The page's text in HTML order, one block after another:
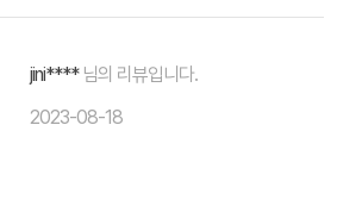
jini****님의 리뷰입니다.
2023-08-18